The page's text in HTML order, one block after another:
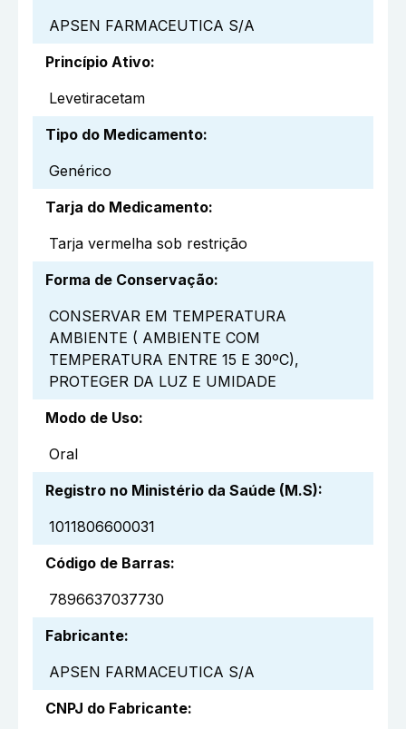
APSEN FARMACEUTICA S/A
Princípio Ativo:
Levetiracetam
Tipo do Medicamento:
Genérico
Tarja do Medicamento:
Tarja vermelha sob restrição
Forma de Conservação:
CONSERVAR EM TEMPERATURA
AMBIENTE ( AMBIENTE COM
TEMPERATURA ENTRE 15 E 30ºC),
PROTEGER DA LUZ E UMIDADE
Modo de Uso:
Oral
Registro no Ministério da Saúde (M.S):
1011806600031
Código de Barras:
7896637037730
Fabricante:
APSEN FARMACEUTICA S/A
CNPJ do Fabricante: